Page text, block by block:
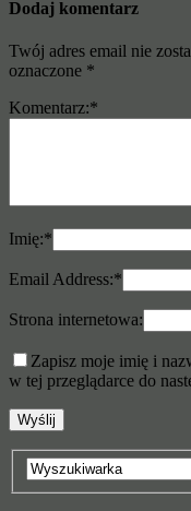
Dodaj komentarz
Twój adres email nie
oznaczone *
Komentarz:*
Imię:*
Email Address:*
Strona internetowa:
Zapisz moje imię i
w tej przeglądarce do